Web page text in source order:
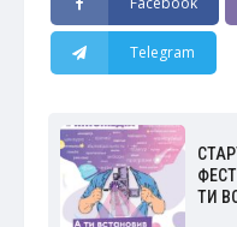
Telegram
ТИ